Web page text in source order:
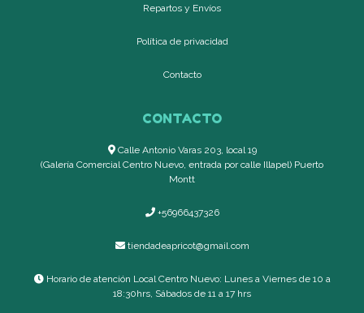
Repartos y Envíos
Política de privacidad
Contacto
CONTACTO
Calle Antonio Varas 203, local 19
(Galería Comercial Centro Nuevo, entrada por calle Illapel) Puerto
Montt
+56966437326
tiendadeapricot@gmail.com
Horario de atención Local Centro Nuevo: Lunes a Viernes de 10 a
18:30hrs, Sábados de 11 a 17 hrs